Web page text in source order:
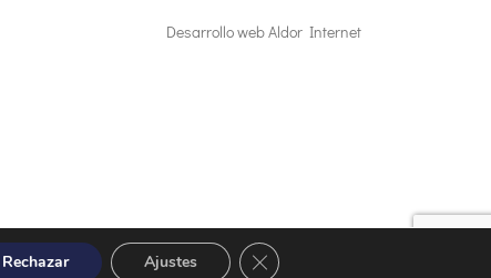
Desarrollo web Aldor Internet
Rechazar Ajustes Close GDPR Cookie Banner